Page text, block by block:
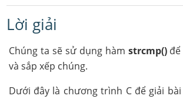
Lời giải
Chúng ta sẽ sử dụng hàm strcmp()để
và sắp xếp chúng.
Dưới đây là chương trình C để giải